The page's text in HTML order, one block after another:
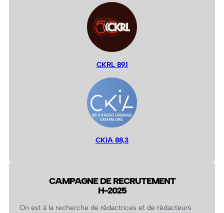
CKRL 89,1
CKIA 88,3
CAMPAGNE DE RECRUTEMENT
H-2025
On est à la recherche de rédactrices et de rédacteurs